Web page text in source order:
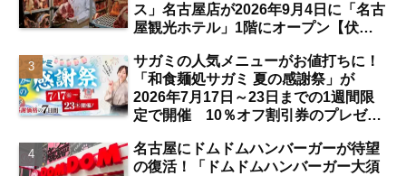
ス」名古屋店が2026年9月4日に「名古
屋観光ホテル」1階にオープン【伏
サガミの人気メニューがお値打ちに！
「和食麺処サガミ 夏の感謝祭」が
2026年7月17日～23日までの1週間限
定で開催 10％オフ割引券のプレゼン
名古屋にドムドムハンバーガーが待望
の復活！「ドムドムハンバーガー大須